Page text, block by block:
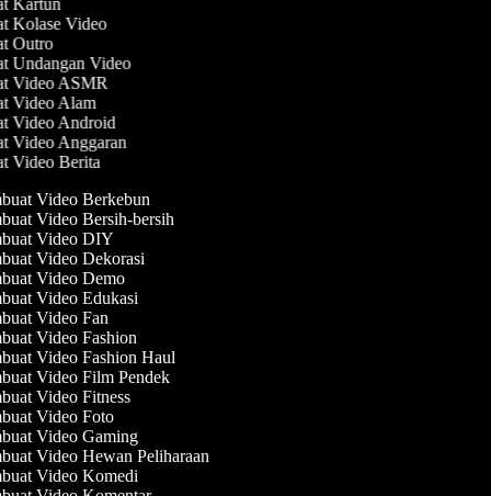
Kolase Video
Outro
Undangan Video
Video ASMR
Video Alam
Video Android
Video Anggaran
Video Berita
Video Berkebun
Video Bersih-bersih
Video DIY
Video Dekorasi
Video Demo
Video Edukasi
Video Fan
Video Fashion
Video Fashion Haul
Video Film Pendek
Video Fitness
Video Foto
Video Gaming
Video Hewan Peliharaan
Video Komedi